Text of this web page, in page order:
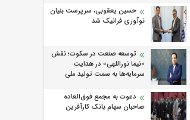
حسین یعقوبی، سرپرست بنیان
نوآوری فرانیک شد
توسعه صنعت در سکوت؛ نقش
«نیما نوراللهی» در هدایت
سرمایه‌ها به سمت تولید ملی
دعوت به مجمع فوق‌العاده
صاحبان سهام بانک کارآفرین